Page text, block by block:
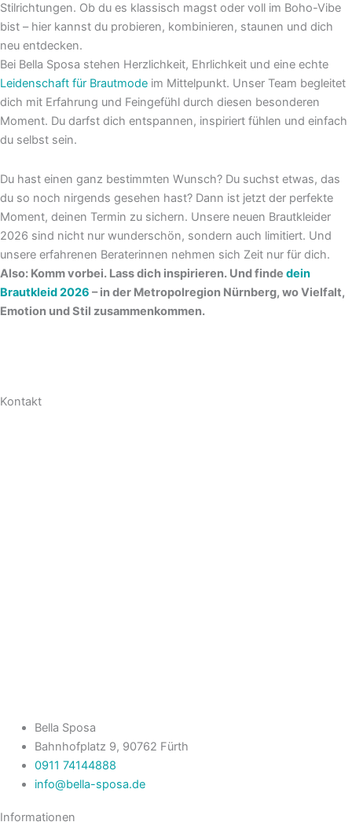
Stilrichtungen. Ob du es klassisch magst oder voll im Boho-Vibe
bist – hier kannst du probieren, kombinieren, staunen und dich
neu entdecken.
Bei Bella Sposa stehen Herzlichkeit, Ehrlichkeit und eine echte
Leidenschaft für Brautmode im Mittelpunkt. Unser Team begleitet
dich mit Erfahrung und Feingefühl durch diesen besonderen
Moment. Du darfst dich entspannen, inspiriert fühlen und einfach
du selbst sein.
Du hast einen ganz bestimmten Wunsch? Du suchst etwas, das
du so noch nirgends gesehen hast? Dann ist jetzt der perfekte
Moment, deinen Termin zu sichern. Unsere neuen Brautkleider
2026 sind nicht nur wunderschön, sondern auch limitiert. Und
unsere erfahrenen Beraterinnen nehmen sich Zeit nur für dich.
Also: Komm vorbei. Lass dich inspirieren. Und finde dein
Brautkleid 2026 – in der Metropolregion Nürnberg, wo Vielfalt,
Emotion und Stil zusammenkommen.
Kontakt
Bella Sposa
Bahnhofplatz 9, 90762 Fürth
0911 74144888
info@bella-sposa.de
Informationen